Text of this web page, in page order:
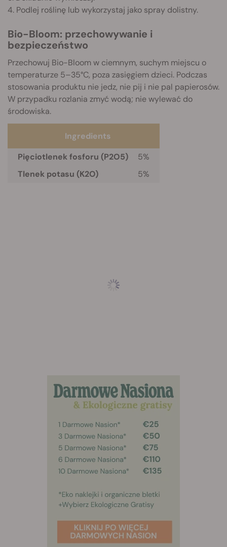
4. Podlej roślinę lub wykorzystaj jako spray dolistny.
Bio-Bloom: przechowywanie i
bezpieczeństwo
Przechowuj Bio-Bloom w ciemnym, suchym miejscu o
temperaturze 5–35°C, poza zasięgiem dzieci. Podczas
stosowania produktu nie jedz, nie pij i nie pal papierosów.
W przypadku rozlania zmyć wodą; nie wylewać do
środowiska.
Ingredients
Pięciotlenek fosforu (P2O5)
5%
Tlenek potasu (K2O)
5%